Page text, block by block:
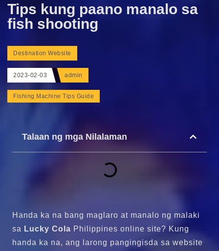
Tips kung paano manalo sa
fish shooting
Destination Website
2023-02-03 admin
Fishing Machine Tips Guide
Talaan ng mga Nilalaman
Handa ka na bang maglaro at manalo ng malaki
sa Lucky Cola Philippines online site? Kung
handa ka na, ang larong pangingisda sa website